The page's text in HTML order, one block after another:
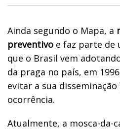
Ainda segundo o Mapa, a
preventivo e faz parte de
que o Brasil vem
da praga no país, em
evitar a sua
ocorrência.
Atualmente, a mosca-da-